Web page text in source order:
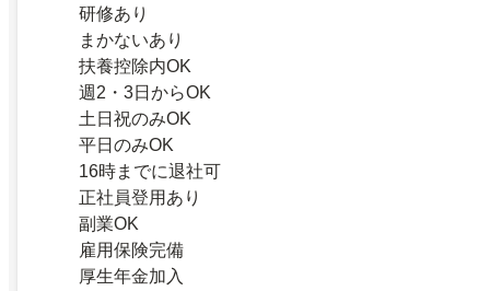
研修あり
まかないあり
扶養控除内OK
週2・3日からOK
土日祝のみOK
平日のみOK
16時までに退社可
正社員登用あり
副業OK
雇用保険完備
厚生年金加入